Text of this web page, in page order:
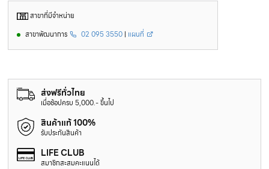
สาขาที่มีจำหน่าย
สาขาพัฒนาการ
02 095 3550| แผนที่
ส่งฟรีทั่วไทย
เมื่อช้อปครบ 5,000.- ขึ้นไป
สินค้าแท้ 100%
รับประกันสินค้า
LIFE CLUB
สมาชิกสะสมคะแนนได้